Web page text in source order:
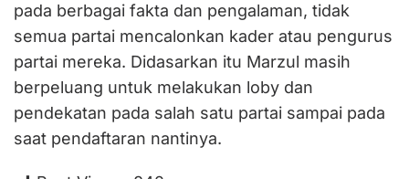
pada berbagai fakta dan pengalaman, tidak
semua partai mencalonkan kader atau pengurus
partai mereka. Didasarkan itu Marzul masih
berpeluang untuk melakukan loby dan
pendekatan pada salah satu partai sampai pada
saat pendaftaran nantinya.